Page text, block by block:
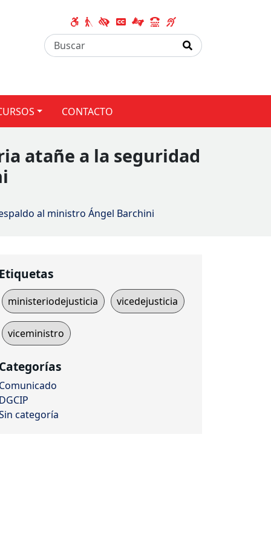
CONTACTO
atañe a la seguridad
al ministro Ángel Barchini
Etiquetas
ministeriodejusticia vicedejusticia
viceministro
Categorías
Comunicado
DGCIP
categoría